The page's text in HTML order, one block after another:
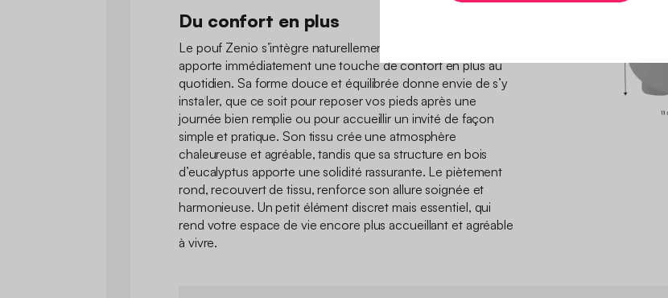
Du confort en plus
Le pouf Zenio s’intègre naturellement dans votre salon et
apporte immédiatement une touche de confort en plus au
quotidien. Sa forme douce et équilibrée donne envie de s’y
installer, que ce soit pour reposer vos pieds après une
journée bien remplie ou pour accueillir un invité de façon
simple et pratique. Son tissu crée une atmosphère
chaleureuse et agréable, tandis que sa structure en bois
d’eucalyptus apporte une solidité rassurante. Le piètement
rond, recouvert de tissu, renforce son allure soignée et
harmonieuse. Un petit élément discret mais essentiel, qui
rend votre espace de vie encore plus accueillant et agréable
à vivre.